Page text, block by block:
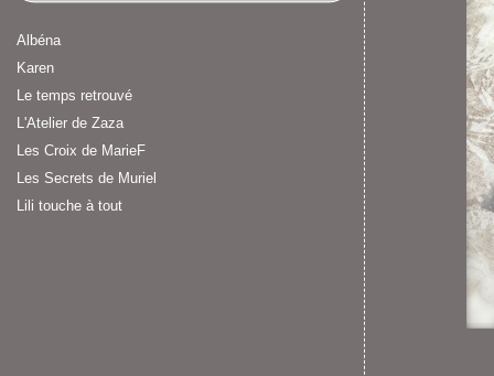
Albéna
Karen
Le temps retrouvé
L'Atelier de Zaza
Les Croix de MarieF
Les Secrets de Muriel
Lili touche à tout